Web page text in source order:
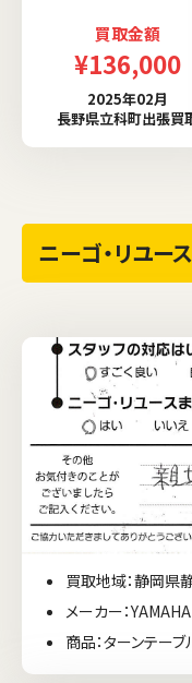
買取金額
¥136,000
2025年02月
長野県立科町出張買
ニーゴ・リユー
買取地域：静岡県
メーカー：
商品：ターンテー